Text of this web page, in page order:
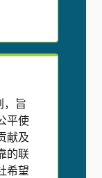
，旨
平使
献及
的联
希望